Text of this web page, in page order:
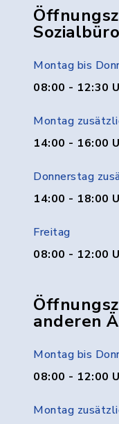
Sozialbüro
Montag bis
08:00 - 12:30
Montag
14:00 - 16:00
Donnerstag
14:00 - 18:00
Freitag
08:00 - 12:00
anderen
Montag bis
08:00 - 12:00
Montag